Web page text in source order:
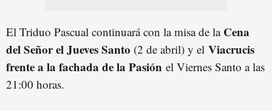
El Triduo Pascual continuará con la misa de laCena
del Señor el Jueves Santo (2 de abril) y el Viacrucis
frente a la fachada de la Pasión el Viernes Santo a las
21:00 horas.